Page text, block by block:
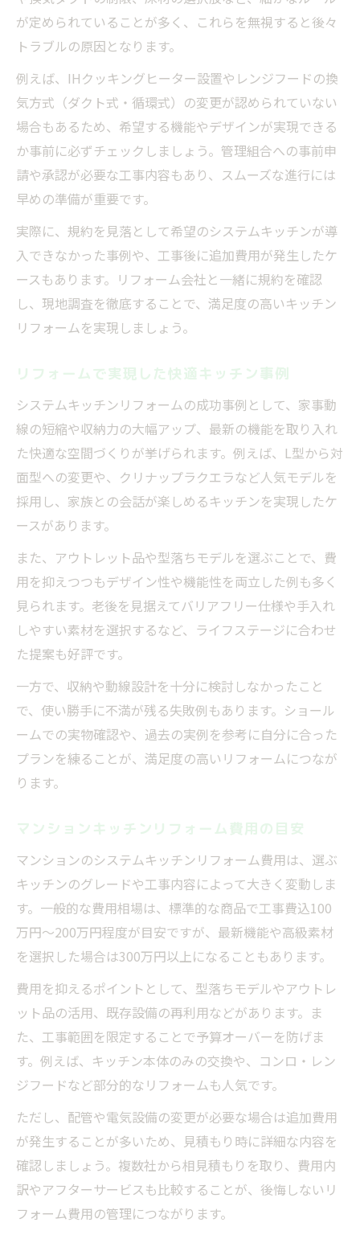
が定められていることが多く、これらを無視すると後々
トラブルの原因となります。
例えば、IHクッキングヒーター設置やレンジフードの換
気方式（ダクト式・循環式）の変更が認められていない
場合もあるため、希望する機能やデザインが実現できる
か事前に必ずチェックしましょう。管理組合への事前申
請や承認が必要な工事内容もあり、スムーズな進行には
早めの準備が重要です。
実際に、規約を見落として希望のシステムキッチンが導
入できなかった事例や、工事後に追加費用が発生したケ
ースもあります。リフォーム会社と一緒に規約を確認
し、現地調査を徹底することで、満足度の高いキッチン
リフォームを実現しましょう。
リフォームで実現した快適キッチン事例
システムキッチンリフォームの成功事例として、家事動
線の短縮や収納力の大幅アップ、最新の機能を取り入れ
た快適な空間づくりが挙げられます。例えば、L型から対
面型への変更や、クリナップラクエラなど人気モデルを
採用し、家族との会話が楽しめるキッチンを実現したケ
ースがあります。
また、アウトレット品や型落ちモデルを選ぶことで、費
用を抑えつつもデザイン性や機能性を両立した例も多く
見られます。老後を見据えてバリアフリー仕様や手入れ
しやすい素材を選択するなど、ライフステージに合わせ
た提案も好評です。
一方で、収納や動線設計を十分に検討しなかったこと
で、使い勝手に不満が残る失敗例もあります。ショール
ームでの実物確認や、過去の実例を参考に自分に合った
プランを練ることが、満足度の高いリフォームにつなが
ります。
マンションキッチンリフォーム費用の目安
マンションのシステムキッチンリフォーム費用は、選ぶ
キッチンのグレードや工事内容によって大きく変動しま
す。一般的な費用相場は、標準的な商品で工事費込100
万円～200万円程度が目安ですが、最新機能や高級素材
を選択した場合は300万円以上になることもあります。
費用を抑えるポイントとして、型落ちモデルやアウトレ
ット品の活用、既存設備の再利用などがあります。ま
た、工事範囲を限定することで予算オーバーを防げま
す。例えば、キッチン本体のみの交換や、コンロ・レン
ジフードなど部分的なリフォームも人気です。
ただし、配管や電気設備の変更が必要な場合は追加費用
が発生することが多いため、見積もり時に詳細な内容を
確認しましょう。複数社から相見積もりを取り、費用内
訳やアフターサービスも比較することが、後悔しないリ
フォーム費用の管理につながります。